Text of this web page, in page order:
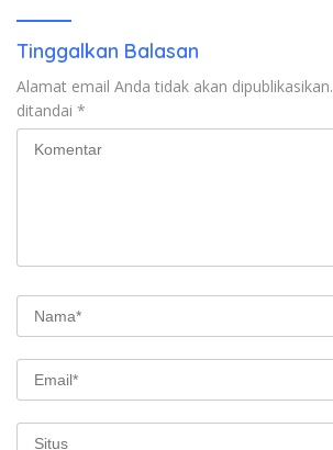
Tinggalkan Balasan
Alamat email Anda tidak akan dipublikasikan.
ditandai *